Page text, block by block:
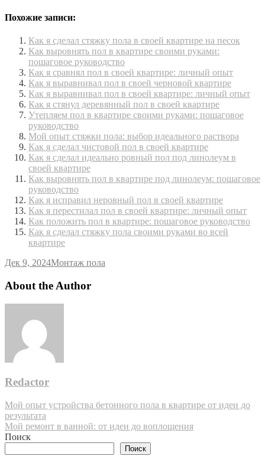
Похожие записи:
Как я сделал стяжку пола в своей квартире на песок
Как выровнять пол в квартире своими руками:
пошаговое руководство
Как я сравнял пол в своей квартире: личный опыт
Как я выравнивал пол в своей черновой квартире
Как я выравнивал пол в своей квартире: личный опыт
Как я стянул деревянный пол в своей квартире
Утепляем пол в квартире своими руками: пошаговое
руководство
Мой опыт стяжки пола: выбор идеального раствора
Как я сделал чистовой пол в своей квартире
Как я сделал идеально ровный пол под линолеум в
своей квартире
Как выровнять пол в квартире под линолеум: пошаговое
руководство
Как я исправил неровный пол в своей квартире
Как я перестилал пол в своей квартире: личный опыт
Как положить пол в квартире: пошаговое руководство
Как я сделал стяжку пола своими руками во всей
квартире
Дек 9, 2024Монтаж пола
About the Author
Redactor
Навигация
по
записям
Мой опыт устройства бетонного пола в квартире от идеи до
результата
Мой ремонт в ванной: от идеи до воплощения
Поиск
Поиск